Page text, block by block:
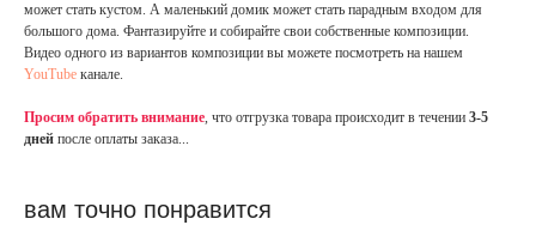
может стать кустом. А маленький домик может стать парадным входом для
большого дома. Фантазируйте и собирайте свои собственные композиции.
Видео одного из вариантов композиции вы можете посмотреть на нашем
YouTube канале.
Просим обратить внимание, что отгрузка товара происходит в течении 3-5
дней после оплаты заказа...
вам точно понравится